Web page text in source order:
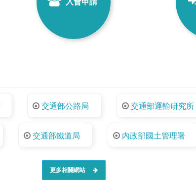
入會申請
交通部公路局 交通部運輸研究所
交通部鐵道局 內政部國土管理署
更多相關網站